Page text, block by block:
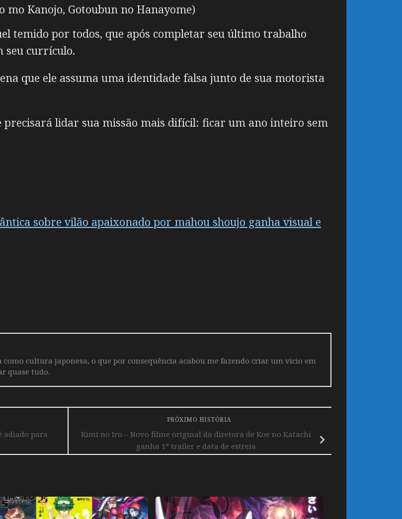
mo Kanojo, Gotoubun no Hanayome)
temido por todos, que após completar seu último trabalho
seu currículo.
que ele assuma uma identidade falsa junto de sua motorista
precisará lidar sua missão mais difícil: ficar um ano inteiro sem
sobre vilão apaixonado por mahou shoujo ganha visual e
como cultura japonesa, o que por consequência acabou me fazendo criar um vicio em
quase tudo.
PRÓXIMO HISTÓRIA
Kimi no Iro – Novo filme original da diretora de Koe no Katachi
ganha 1º trailer e data de estreia
adiado para